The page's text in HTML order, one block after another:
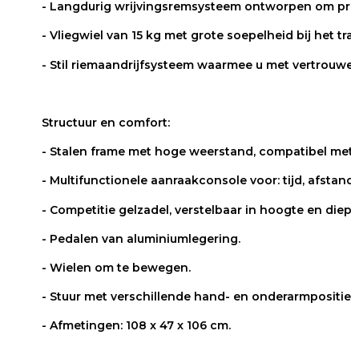
- Langdurig wrijvingsremsysteem ontworpen om
- Vliegwiel van 15 kg met grote soepelheid bij het
- Stil riemaandrijfsysteem waarmee u met
Structuur en comfort:
- Stalen frame met hoge weerstand, compatibel
- Multifunctionele aanraakconsole voor: tijd,
- Competitie gelzadel, verstelbaar in hoogte en
- Pedalen van aluminiumlegering.
- Wielen om te bewegen.
- Stuur met verschillende hand- en
- Afmetingen: 108 x 47 x 106 cm.